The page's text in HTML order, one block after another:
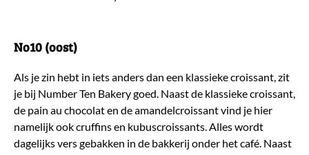
No10 (oost)
Als je zin hebt in iets anders dan een klassieke croissant, zit
je bij Number Ten Bakery goed. Naast de klassieke croissant,
de pain au chocolat en de amandelcroissant vind je hier
namelijk ook cruffins en kubuscroissants. Alles wordt
dagelijks vers gebakken in de bakkerij onder het café. Naast